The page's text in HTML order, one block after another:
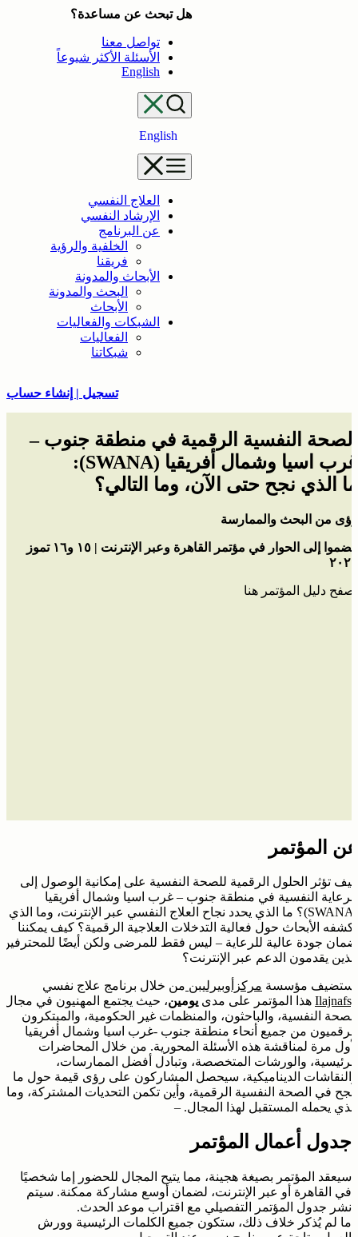
هل تبحث عن مساعدة؟
تواصل معنا
الأسئلة الأكثر شيوعاً
English
English
العلاج النفسي
الإرشاد النفسي
عن البرنامج
الخلفية والرؤية
فريقنا
الأبحاث والمدونة
البحث والمدونة
الأبحاث
الشبكات والفعاليات
الفعاليات
شبكاتنا
تسجيل | إنشاء حساب
الصحة النفسية الرقمية في منطقة جنوب –
غرب اسيا وشمال أفريقيا (SWANA):
ما الذي نجح حتى الآن، وما التالي؟
رؤى من البحث والممارسة
انضموا إلى الحوار في مؤتمر القاهرة وعبر الإنترنت | ١٥ و١٦ تموز
٢٠٢٥
تصفح دليل المؤتمر هنا
عن المؤتمر
كيف تؤثر الحلول الرقمية للصحة النفسية على إمكانية الوصول إلى
الرعاية النفسية في منطقة جنوب – غرب اسيا وشمال أفريقيا
(SWANA)؟ ما الذي يحدد نجاح العلاج النفسي عبر الإنترنت، وما الذي
تكشفه الأبحاث حول فعالية التدخلات العلاجية الرقمية؟ كيف يمكننا
ضمان جودة عالية للرعاية – ليس فقط للمرضى ولكن أيضًا للمحترفين
الذين يقدمون الدعم عبر الإنترنت؟
تستضيف مؤسسة مركزأوبيرليبن من خلال برنامج علاج نفسي
Ilajnafsy هذا المؤتمر على مدى يومين، حيث يجتمع المهنيون في مجال
الصحة النفسية، والباحثون، والمنظمات غير الحكومية، والمبتكرون
الرقميون من جميع أنحاء منطقة جنوب -غرب اسيا وشمال أفريقيا
لأول مرة لمناقشة هذه الأسئلة المحورية. من خلال المحاضرات
الرئيسية، والورشات المتخصصة، وتبادل أفضل الممارسات،
والنقاشات الديناميكية، سيحصل المشاركون على رؤى قيمة حول ما
ينجح في الصحة النفسية الرقمية، وأين تكمن التحديات المشتركة، وما
الذي يحمله المستقبل لهذا المجال. –
جدول أعمال المؤتمر
سيعقد المؤتمر بصيغة هجينة، مما يتيح المجال للحضور إما شخصيًا
في القاهرة أو عبر الإنترنت، لضمان أوسع مشاركة ممكنة. سيتم
نشر جدول المؤتمر التفصيلي مع اقتراب موعد الحدث.
ما لم يُذكر خلاف ذلك، ستكون جميع الكلمات الرئيسية وورش